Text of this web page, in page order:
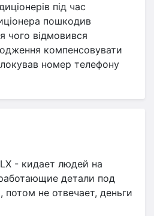
під час
пошкодив
чого відмовився
компенсовувати
номер телефону
- кидает людей на
детали под
не отвечает, деньги